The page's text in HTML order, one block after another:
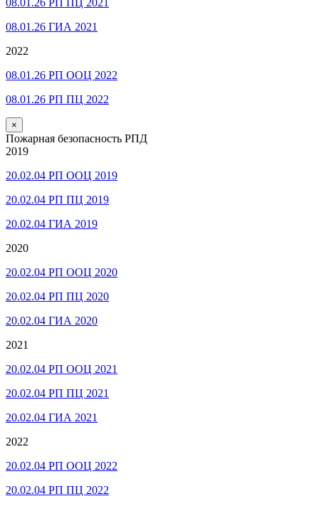
08.01.26 ГИА 2021
2022
08.01.26 РП ООЦ 2022
08.01.26 РП ПЦ 2022
×
Пожарная безопасность РПД
2019
20.02.04 РП ООЦ 2019
20.02.04 РП ПЦ 2019
20.02.04 ГИА 2019
2020
20.02.04 РП ООЦ 2020
20.02.04 РП ПЦ 2020
20.02.04 ГИА 2020
2021
20.02.04 РП ООЦ 2021
20.02.04 РП ПЦ 2021
20.02.04 ГИА 2021
2022
20.02.04 РП ООЦ 2022
20.02.04 РП ПЦ 2022